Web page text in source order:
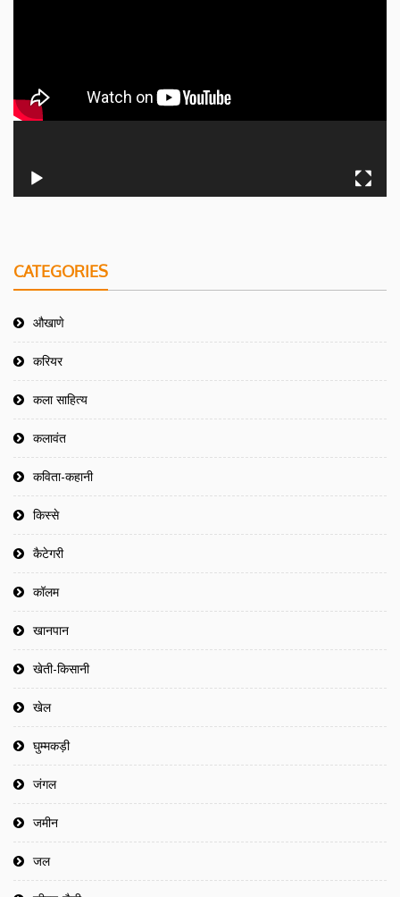
CATEGORIES
औखाणे
करियर
कला साहित्य
कलावंत
कविता-कहानी
किस्से
कैटेगरी
कॉलम
खानपान
खेती-किसानी
खेल
घुम्मकड़ी
जंगल
जमीन
जल